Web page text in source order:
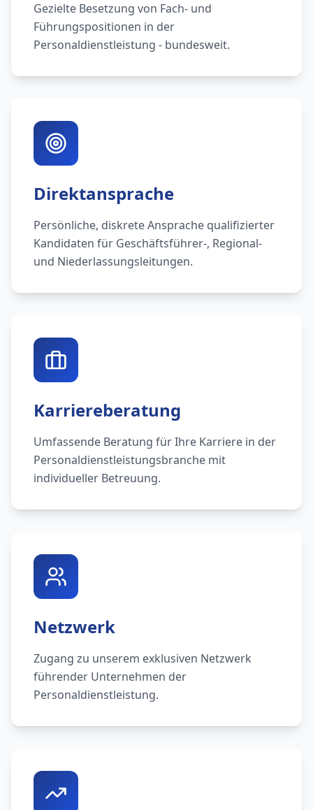
Gezielte Besetzung von Fach- und
Führungspositionen in der
Personaldienstleistung - bundesweit.
Direktansprache
Persönliche, diskrete Ansprache qualifizierter
Kandidaten für Geschäftsführer-, Regional-
und Niederlassungsleitungen.
Karriereberatung
Umfassende Beratung für Ihre Karriere in der
Personaldienstleistungsbranche mit
individueller Betreuung.
Netzwerk
Zugang zu unserem exklusiven Netzwerk
führender Unternehmen der
Personaldienstleistung.